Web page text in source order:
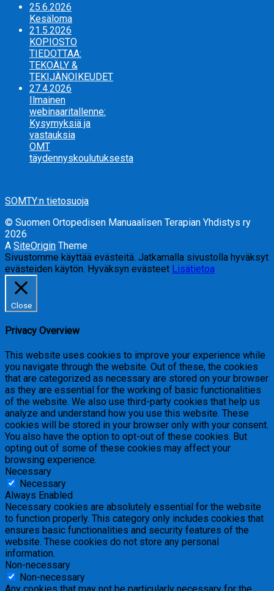
25.6.2026
Kesäloma
21.5.2026
KOPIOSTO
TIEDOTTAA:
TEKOÄLY &
TEKIJÄNOIKEUDET
27.4.2026
Ilmainen
webinaaritallenne:
Kysymyksiä ja
vastauksia
OMT
täydennyskoulutuksesta
SOMTY:n tietosuoja
© Suomen Ortopedisen Manuaalisen Terapian Yhdistys ry
2026
A SiteOrigin Theme
Sivustomme käyttää evästeitä. Jatkamalla sivustolla hyväksyt
evästeiden käytön. Hyväksyn evästeet Lisätietoa
Close
Privacy Overview
This website uses cookies to improve your experience while
you navigate through the website. Out of these, the cookies
that are categorized as necessary are stored on your browser
as they are essential for the working of basic functionalities
of the website. We also use third-party cookies that help us
analyze and understand how you use this website. These
cookies will be stored in your browser only with your consent.
You also have the option to opt-out of these cookies. But
opting out of some of these cookies may affect your
browsing experience.
Necessary
Necessary
Always Enabled
Necessary cookies are absolutely essential for the website
to function properly. This category only includes cookies that
ensures basic functionalities and security features of the
website. These cookies do not store any personal
information.
Non-necessary
Non-necessary